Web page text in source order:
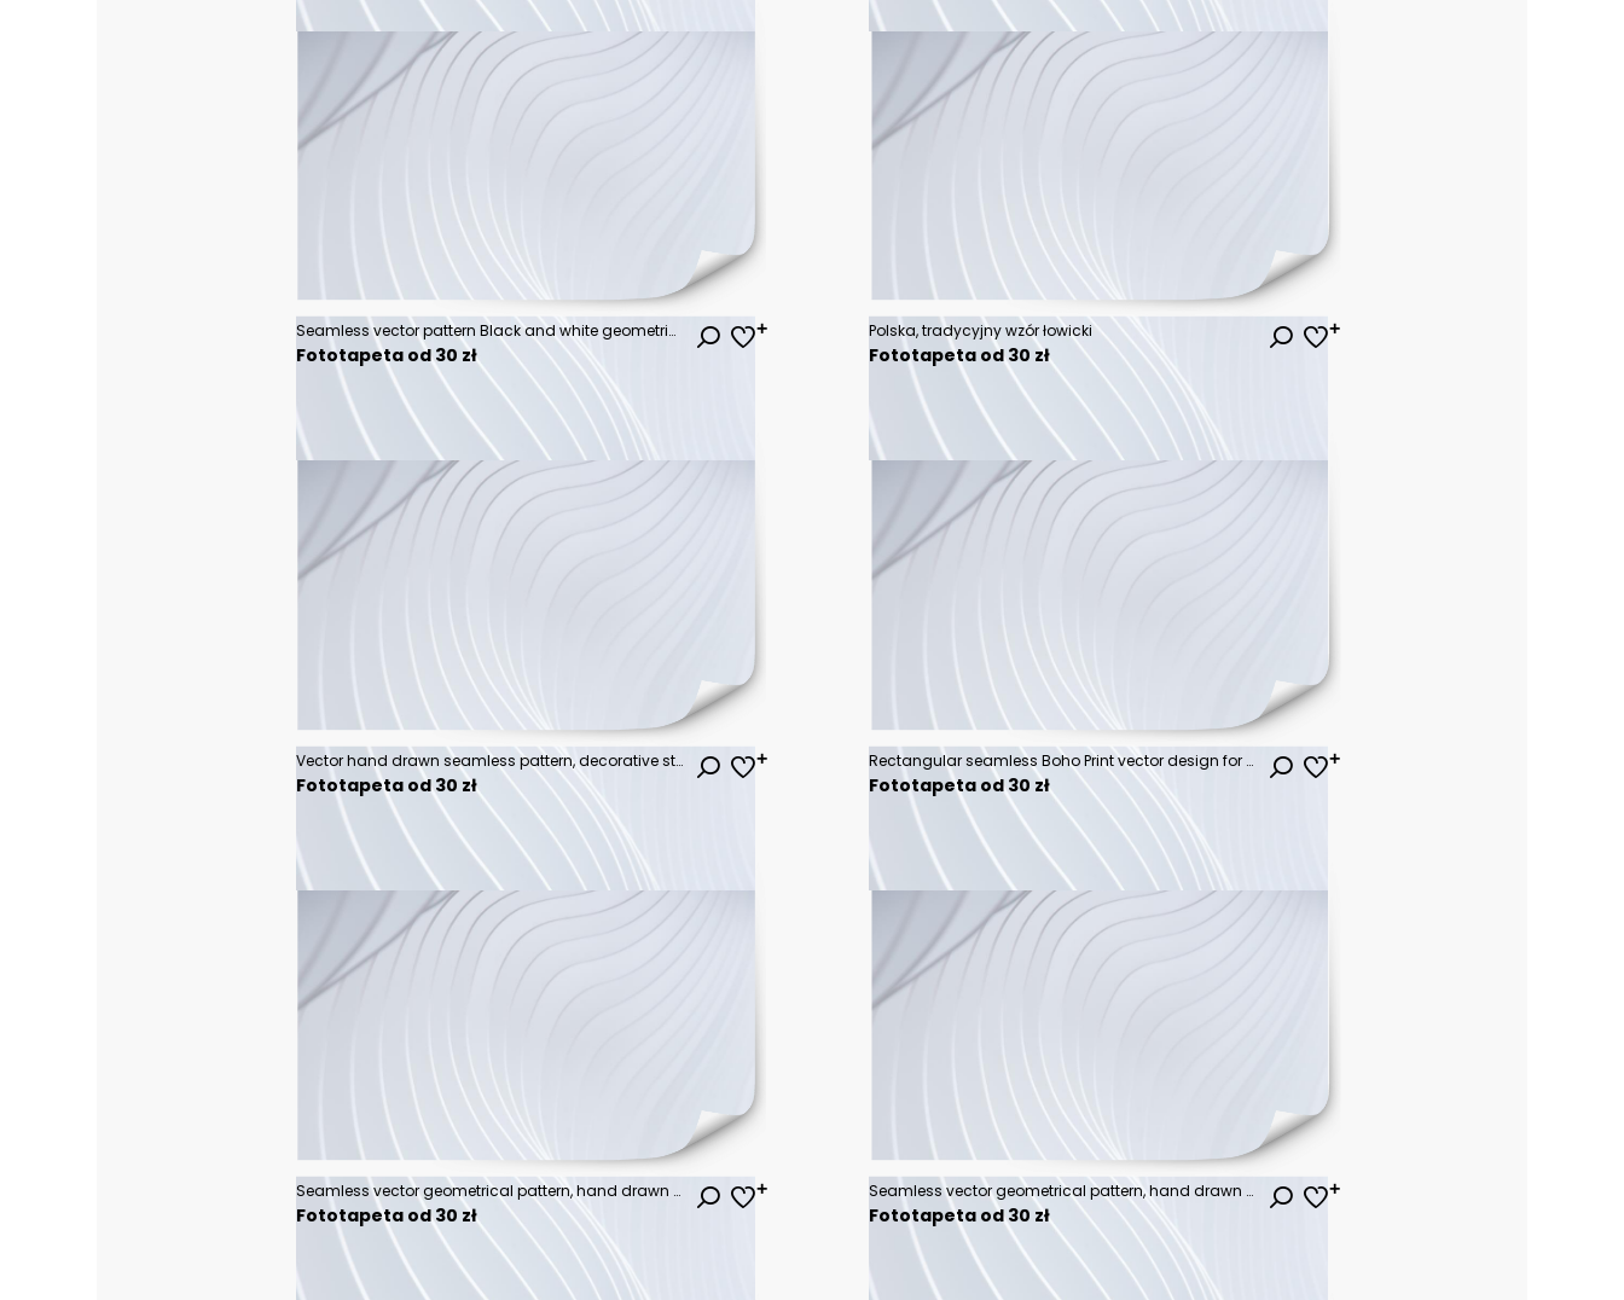
Seamless vector pattern Black and white geometrical background with hand drawn little decorative elements.Simple design. Graphic vector illustration Template for wrapping, background, wallpaper
Fototapeta od 30 zł
Polska, tradycyjny wzór łowicki
Fototapeta od 30 zł
Vector hand drawn seamless pattern, decorative stylized childish trees. Doodle style, tribal graphic illustration. Ornamental cute hand drawing Series of doodle, cartoon, sketch seamless patterns
Fototapeta od 30 zł
Rectangular seamless Boho Print vector design for rug, carpet, tapis, shawl, towel, textile, yoga mat. Neck scarf or kerchief pattern design. Traditional ornamental ethnic pattern with paisley.
Fototapeta od 30 zł
Seamless vector geometrical pattern, hand drawn decorative elements. Graphic design, drawing illustration. Print for fabric, textil, wallpaper, wrapping, packaging. Vintage retro old style background
Fototapeta od 30 zł
Seamless vector geometrical pattern, hand drawn decorative elements. Graphic design, drawing illustration. Print for fabric, textil, wallpaper, wrapping, packaging. Vintage retro old style background
Fototapeta od 30 zł